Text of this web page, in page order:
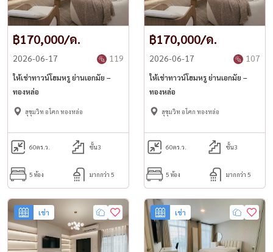
฿170,000/ด.
2026-06-17 119
ให้เช่าทาวน์โฮมหรู ย่านเอกมัย –
ทองหล่อ
สุขุมวิท อโศก ทองหล่อ
60ตร.ว. ชั้น3
5 ห้อง มากกว่า 5
฿170,000/ด.
2026-06-17 107
ให้เช่าทาวน์โฮมหรู ย่านเอกมัย –
ทองหล่อ
สุขุมวิท อโศก ทองหล่อ
60ตร.ว. ชั้น3
5 ห้อง มากกว่า 5
เช่า เช่า